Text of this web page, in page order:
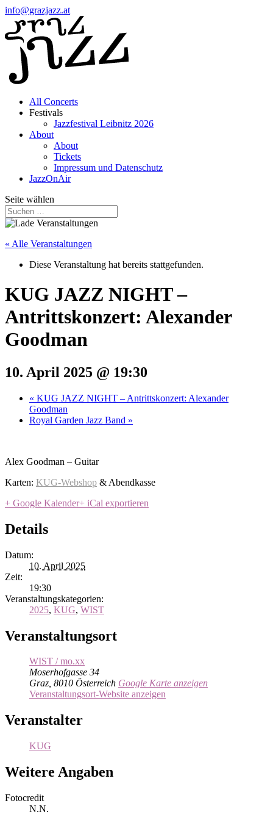
info@grazjazz.at
All Concerts
Festivals
Jazzfestival Leibnitz 2026
About
About
Tickets
Impressum und Datenschutz
JazzOnAir
Seite wählen
« Alle Veranstaltungen
Diese Veranstaltung hat bereits stattgefunden.
KUG JAZZ NIGHT –
Antrittskonzert: Alexander
Goodman
10. April 2025 @ 19:30
« KUG JAZZ NIGHT – Antrittskonzert: Alexander
Goodman
Royal Garden Jazz Band »
Alex Goodman – Guitar
Karten: KUG-Webshop & Abendkasse
+ Google Kalender+ iCal exportieren
Details
Datum:
10. April 2025
Zeit:
19:30
Veranstaltungskategorien:
2025, KUG, WIST
Veranstaltungsort
WIST / mo.xx
Moserhofgasse 34
Graz, 8010 Österreich Google Karte anzeigen
Veranstaltungsort-Website anzeigen
Veranstalter
KUG
Weitere Angaben
Fotocredit
N.N.